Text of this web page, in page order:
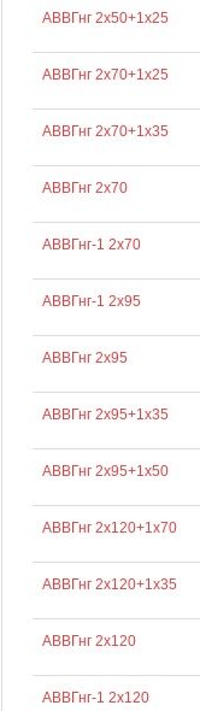
АВВГнг 2х50+1х25
АВВГнг 2х70+1х25
АВВГнг 2х70+1х35
АВВГнг 2х70
АВВГнг-1 2х70
АВВГнг-1 2х95
АВВГнг 2х95
АВВГнг 2х95+1х35
АВВГнг 2х95+1х50
АВВГнг 2х120+1х70
АВВГнг 2х120+1х35
АВВГнг 2х120
АВВГнг-1 2х120